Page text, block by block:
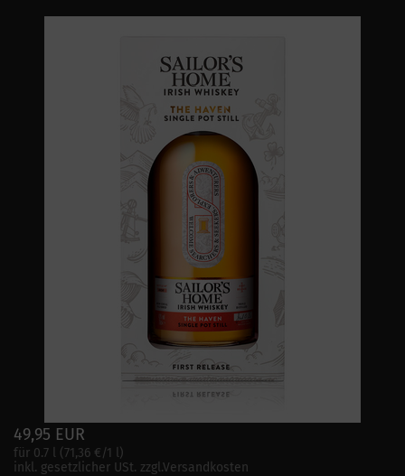
49,95 EUR
für 0.7 l (71,36 €/1 l)
inkl. gesetzlicher USt. zzgl.Versandkosten